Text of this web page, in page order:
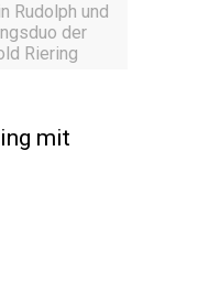
Rudolph und
der
Riering
mit